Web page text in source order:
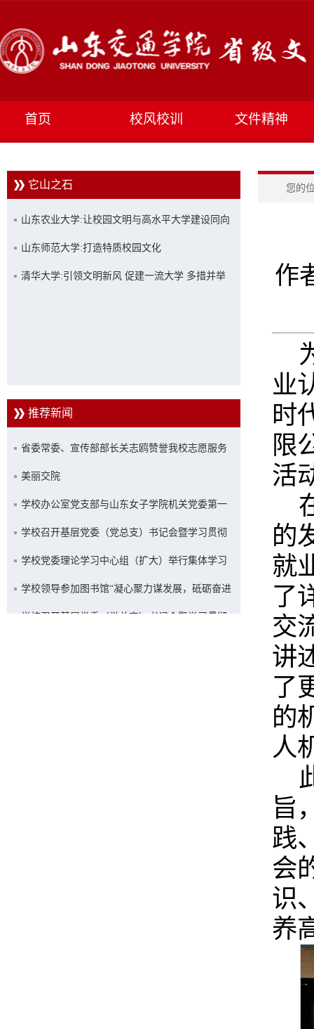
首页 校风校训 文件精神
它山之石
山东农业大学:让校园文明与高水平大学建设同向
同行
山东师范大学:打造特质校园文化
清华大学:引领文明新风 促建一流大学 多措并举
推荐新闻
省委常委、宣传部部长关志鸥赞誉我校志愿服务
工作
美丽交院
学校办公室党支部与山东女子学院机关党委第一
党支部联合开展主题党日活动
学校召开基层党委（党总支）书记会暨学习贯彻
习近平新时代中国特色社会主义思想主题教育推
进会
学校党委理论学习中心组（扩大）举行集体学习
学校领导参加图书馆“凝心聚力谋发展，砥砺奋进
新征程”主题活动
学校召开基层党委（党总支）书记会暨学习贯彻
您的
作
业
时
限
活
的
就
了
交
讲
了
的
人
旨
践
会
识
养